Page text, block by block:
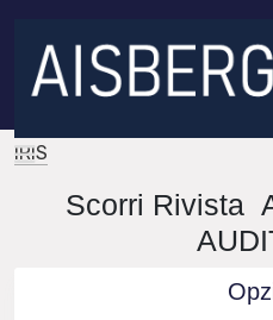
IRIS
Scorri Rivista